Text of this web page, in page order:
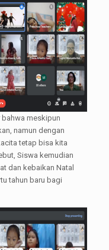
meskipun
namun dengan
tetap bisa kita
Siswa kemudian
dan kebaikan Natal
tahun baru bagi